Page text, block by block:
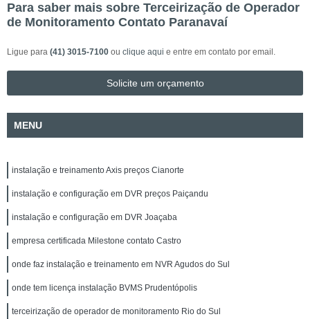
Para saber mais sobre Terceirização de Operador
de Monitoramento Contato Paranavaí
Ligue para (41) 3015-7100 ou clique aqui e entre em contato por email.
Solicite um orçamento
MENU
instalação e treinamento Axis preços Cianorte
instalação e configuração em DVR preços Paiçandu
instalação e configuração em DVR Joaçaba
empresa certificada Milestone contato Castro
onde faz instalação e treinamento em NVR Agudos do Sul
onde tem licença instalação BVMS Prudentópolis
terceirização de operador de monitoramento Rio do Sul